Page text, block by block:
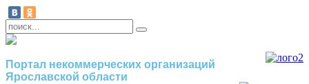
Портал некоммерческих организаций
Ярославской области